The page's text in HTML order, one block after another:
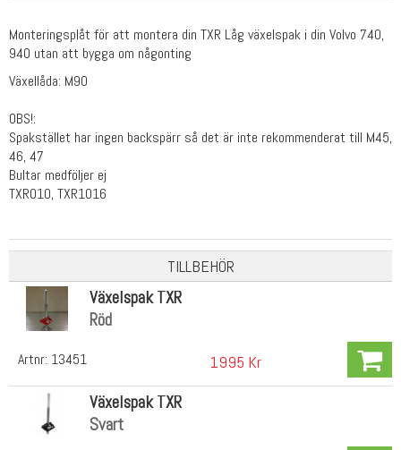
Monteringsplåt för att montera din TXR Låg växelspak i din Volvo 740,
940 utan att bygga om någonting
Växellåda: M90
OBS!:
Spakstället har ingen backspärr så det är inte rekommenderat till M45,
46, 47
Bultar medföljer ej
TXR010, TXR1016
TILLBEHÖR
Artnr: 13451
Växelspak TXR
Röd
1995 Kr
Växelspak TXR
Svart